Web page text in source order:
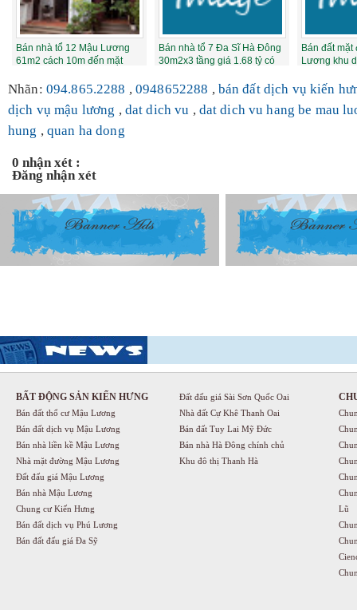
Bán nhà tổ 12 Mậu Lương
61m2 cách 10m đến mặt
Bán nhà tổ 7 Đa Sĩ Hà Đông
30m2x3 tầng giá 1.68 tỷ có
Bán đất
Lương khu
Nhãn: 094.865.2288 , 0948652288 , bán đất dịch vụ kiến
dịch vụ mậu lương , dat dich vu , dat dich vu hang be mau
hung , quan ha dong
0 nhận xét :
Đăng nhận xét
BẤT ĐỘNG SẢN KIẾN HƯNG
Bán đất thổ cư Mậu Lương
Bán đất dịch vụ Mậu Lương
Bán nhà liền kề Mậu Lương
Nhà mặt đường Mậu Lương
Đất đấu giá Mậu Lương
Bán nhà Mậu Lương
Chung cư Kiến Hưng
Bán đất dịch vụ Phú Lương
Bán đất đấu giá Đa Sỹ
Đất đấu giá Sài Sơn Quốc Oai
Nhà đất Cự Khê Thanh Oai
Bán đất Tuy Lai Mỹ Đức
Bán nhà Hà Đông chính chủ
Khu đô thị Thanh Hà
Lũ